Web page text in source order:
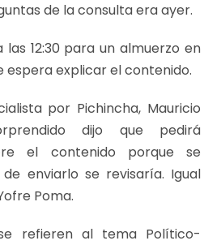
de la consulta era ayer.
12:30 para un almuerzo en
espera explicar el contenido.
por Pichincha, Mauricio
dijo que pedirá
el contenido porque se
enviarlo se revisaría. Igual
Poma.
refieren al tema Político-